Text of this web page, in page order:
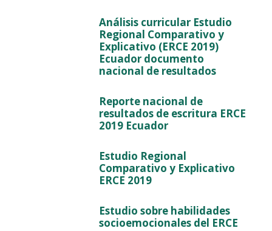
Análisis curricular Estudio
Regional Comparativo y
Explicativo (ERCE 2019)
Ecuador documento
nacional de resultados
Reporte nacional de
resultados de escritura ERCE
2019 Ecuador
Estudio Regional
Comparativo y Explicativo
ERCE 2019
Estudio sobre habilidades
socioemocionales del ERCE